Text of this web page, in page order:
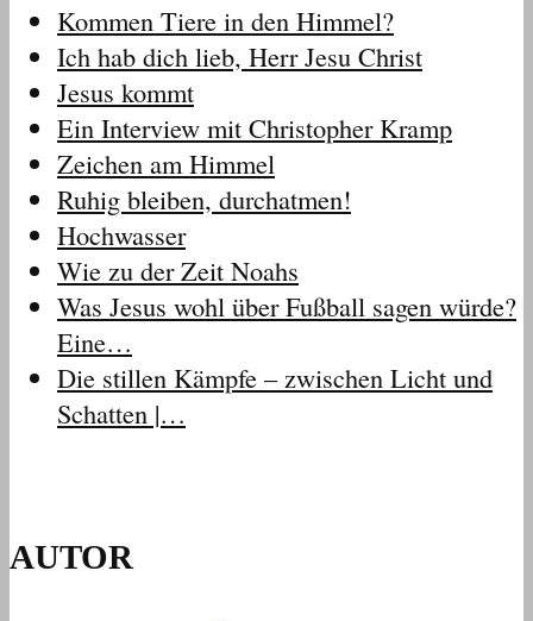
Kommen Tiere in den Himmel?
Ich hab dich lieb, Herr Jesu Christ
Jesus kommt
Ein Interview mit Christopher Kramp
Zeichen am Himmel
Ruhig bleiben, durchatmen!
Hochwasser
Wie zu der Zeit Noahs
Was Jesus wohl über Fußball sagen würde?
Eine…
Die stillen Kämpfe – zwischen Licht und
Schatten |…
AUTOR